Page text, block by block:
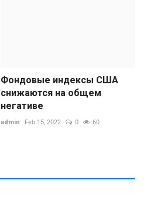
Фондовые индексы США
снижаются на общем
негативе
admin Feb 15, 2022 0 60